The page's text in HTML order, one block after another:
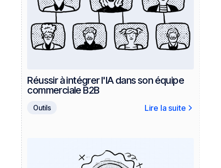
Réussir à intégrer l'IA dans son équipe
commerciale B2B
Outils Lire la suite